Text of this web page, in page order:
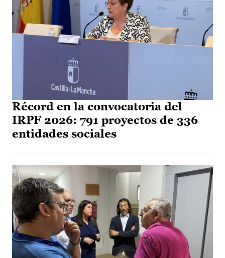
Récord en la convocatoria del
IRPF 2026: 791 proyectos de 336
entidades sociales